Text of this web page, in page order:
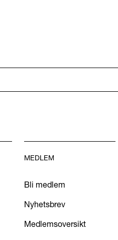
MEDLEM
Bli medlem
Nyhetsbrev
Medlemsoversikt